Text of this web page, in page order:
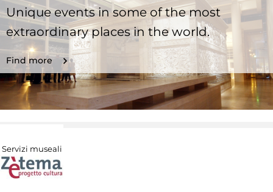
Unique events in some of the most
extraordinary places in the world.
Find more
Servizi museali